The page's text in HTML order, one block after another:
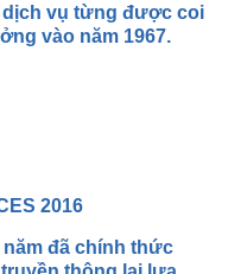
vụ từng được coi
vào năm 1967.
2016
đã chính thức